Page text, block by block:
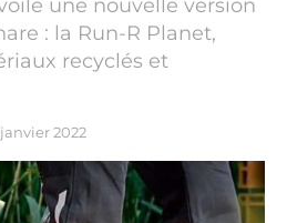
une nouvelle version
: la Run-R Planet,
recyclés et
2022